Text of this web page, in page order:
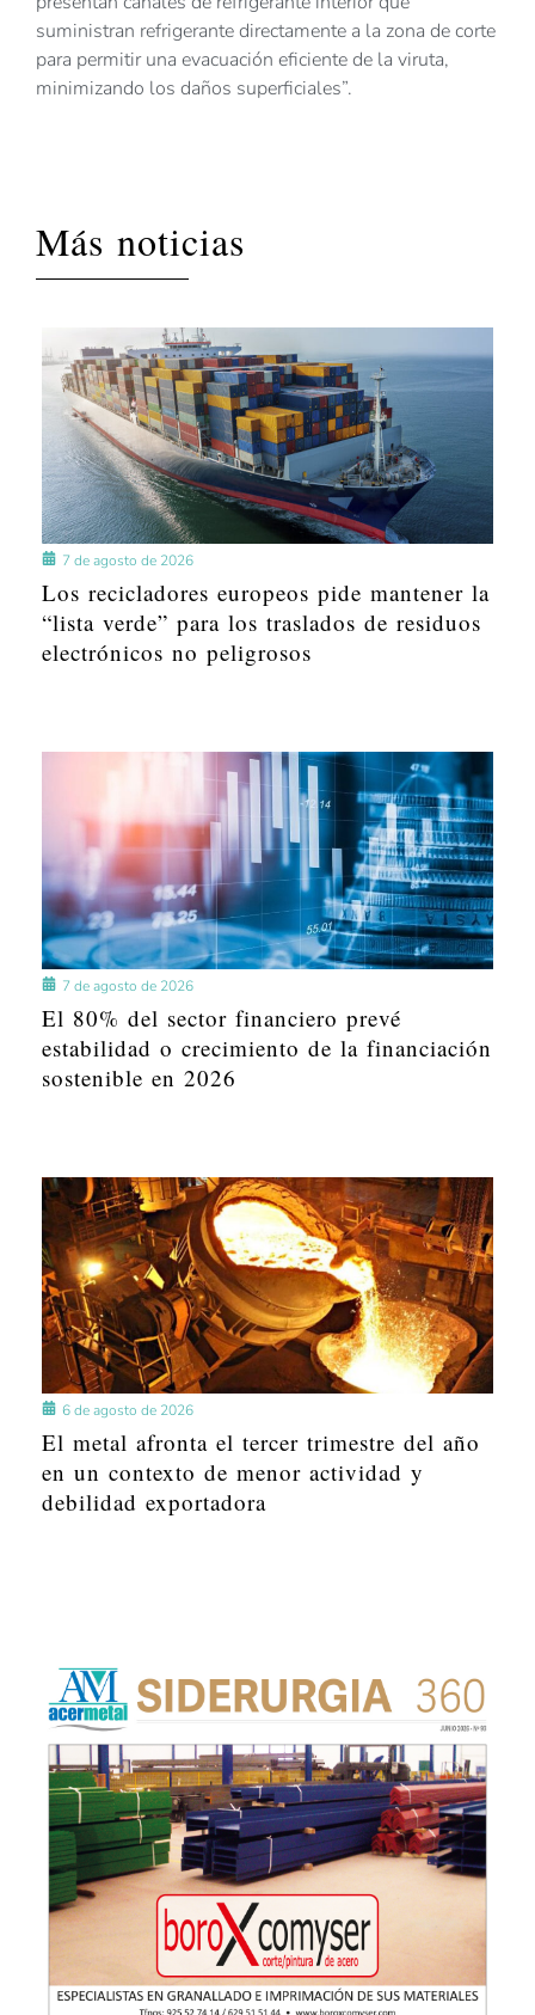
suministran refrigerante directamente a la zona de corte
para permitir una evacuación eficiente de la viruta,
minimizando los daños superficiales”.
Más noticias
7 de agosto de 2026
Los recicladores europeos pide mantener la
“lista verde” para los traslados de residuos
electrónicos no peligrosos
7 de agosto de 2026
El 80% del sector financiero prevé
estabilidad o crecimiento de la financiación
sostenible en 2026
6 de agosto de 2026
El metal afronta el tercer trimestre del año
en un contexto de menor actividad y
debilidad exportadora